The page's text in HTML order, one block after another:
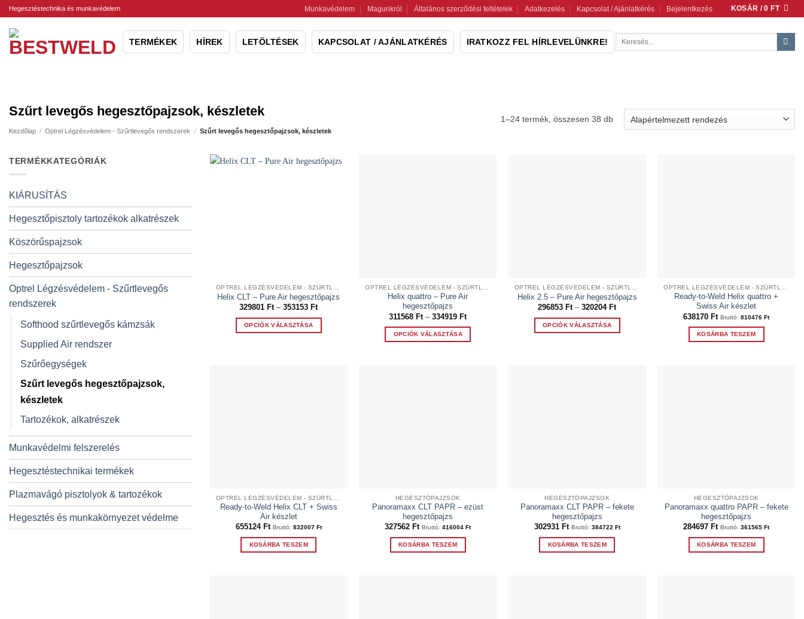
Skip
to
content
Hegesztéstechnika és munkavédelem Munkavédelem Magunkról Általános szerződési feltételek Adatkezelés Kapcsolat / Ajánlatkérés Bejelentkezés KOSÁR /0 FT
TERMÉKEK HÍREK LETÖLTÉSEK KAPCSOLAT / AJÁNLATKÉRÉS IRATKOZZ FEL HÍRLEVELÜNKRE!
Szűrt levegős hegesztőpajzsok, készletek
Kezdőlap / Optrel Légzésvédelem - Szűrtlevegős rendszerek / Szűrt levegős hegesztőpajzsok, készletek
1–24 termék, összesen 38 db
TERMÉKKATEGÓRIÁK
KIÁRUSÍTÁS
Hegesztőpisztoly tartozékok alkatrészek
Köszörűspajzsok
Hegesztőpajzsok
Optrel Légzésvédelem - Szűrtlevegős
rendszerek
Softhood szűrtlevegős kámzsák
Supplied Air rendszer
Szűrőegységek
Szűrt levegős hegesztőpajzsok,
készletek
Tartozékok, alkatrészek
Munkavédelmi felszerelés
Hegesztéstechnikai termékek
Plazmavágó pisztolyok & tartozékok
Hegesztés és munkakörnyezet védelme
Helix CLT – Pure Air hegesztőpajzs
329801 Ft – 353153 FtÁrtartomány:
-
OPCIÓK VÁLASZTÁSA
Helix quattro – Pure Air
hegesztőpajzs
311568Ft – 334919FtÁrtartomány:
-
OPCIÓK VÁLASZTÁSA
Helix 2.5 – Pure Air hegesztőpajzs
296853 Ft – 320204 FtÁrtartomány:
-
OPCIÓK VÁLASZTÁSA
Ready-to-Weld Helix quattro +
Swiss Air készlet
638170Ft Bruttó:810476Ft
KOSÁRBA TESZEM
Ready-to-Weld Helix CLT + Swiss
Air készlet
655124 Ft Bruttó: 832007 Ft
KOSÁRBA TESZEM
HEGESZTŐPAJZSOK
Panoramaxx CLT PAPR – ezüst
hegesztőpajzs
327562 Ft Bruttó:416004 Ft
KOSÁRBA TESZEM
HEGESZTŐPAJZSOK
Panoramaxx CLT PAPR – fekete
hegesztőpajzs
302931 Ft Bruttó: 384722 Ft
KOSÁRBA TESZEM
HEGESZTŐPAJZSOK
Panoramaxx quattro PAPR – fekete
hegesztőpajzs
284697 Ft Bruttó:361565 Ft
KOSÁRBA TESZEM